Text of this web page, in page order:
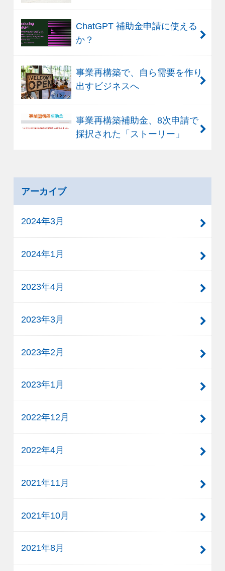
ChatGPT 補助金申請に使える
か？
事業再構築で、自ら需要を作り
出すビジネスへ
事業再構築補助金、8次申請で
採択された「ストーリー」
アーカイブ
2024年3月
2024年1月
2023年4月
2023年3月
2023年2月
2023年1月
2022年12月
2022年4月
2021年11月
2021年10月
2021年8月